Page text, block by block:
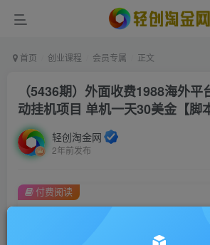
首页 创业课程 会员专属 正文
（5436期）外面收费1988海外平
动挂机项目 单机一天30美金【脚
轻创淘金网
2年前发布
付费阅读